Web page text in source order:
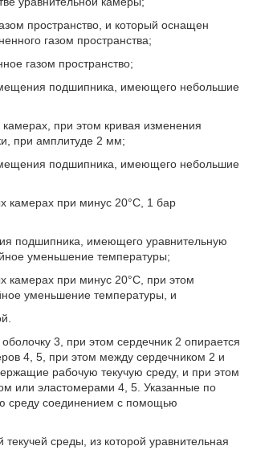
пространство, и который оснащен
газом пространства;
газом пространство;
подшипника, имеющего небольшие
при этом кривая изменения
при амплитуде 2 мм;
подшипника, имеющего небольшие
камерах при минус 20°C, 1 бар
подшипника, имеющего уравнительную
уменьшение температуры;
камерах при минус 20°C, при этом
уменьшение температуры, и
3, при этом сердечник 2 опирается
4, 5, при этом между сердечником 2 и
рабочую текучую среду, и при этом
или эластомерами 4, 5. Указанные по
среду соединением с помощью
среды, из которой уравнительная